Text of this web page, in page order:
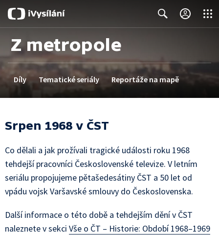
Z metropole
Díly Tematické seriály Reportáže na mapě
Srpen 1968 v ČST
Co dělali a jak prožívali tragické události roku 1968
tehdejší pracovníci Československé televize. V letním
seriálu propojujeme pětašedesátiny ČST a 50 let od
vpádu vojsk Varšavské smlouvy do Československa.
Další informace o této době a tehdejším dění v ČST
naleznete v sekci Vše o ČT – Historie: Období 1968–1969